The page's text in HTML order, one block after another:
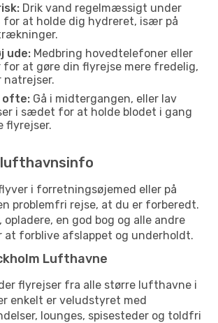
Drik vand regelmæssigt under
at holde dig hydreret, især på
ude: Medbring hovedtelefoner eller
for at gøre din flyrejse mere fredelig,
ofte: Gå i midtergangen, eller lav
i sædet for at holde blodet i gang
flyrejser.
i forretningsøjemed eller på
problemfri rejse, at du er forberedt.
opladere, en god bog og alle andre
forblive afslappet og underholdt.
Lufthavne
flyrejser fra alle større lufthavne i
enkelt er veludstyret med
lounges, spisesteder og toldfri